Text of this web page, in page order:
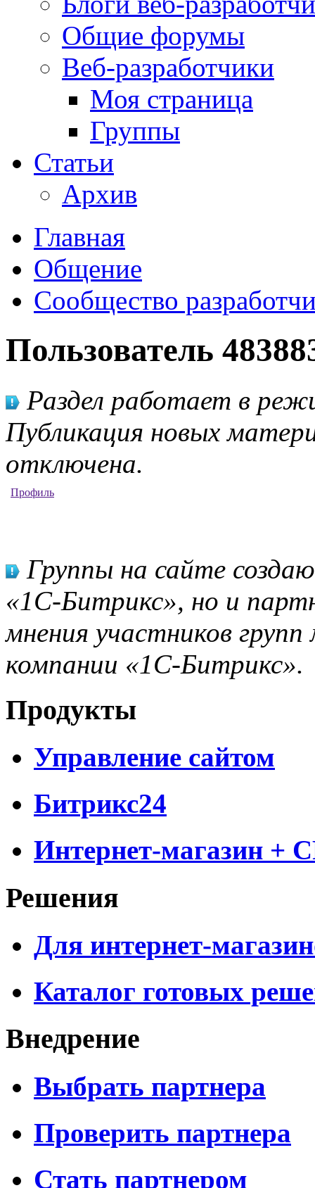
Общие форумы
Веб-разработчики
Моя страница
Группы
Статьи
Архив
Главная
Общение
Сообщество
Пользователь
Раздел работает в
Публикация новых
отключена.
Профиль
Группы на сайте
«1С-Битрикс», но и
мнения участников
компании «1С-Битрикс».
Продукты
Управление сайтом
Битрикс24
Интернет-магазин +
Решения
Для интернет-
Каталог готовых
Внедрение
Выбрать партнера
Проверить партнера
Стать партнером